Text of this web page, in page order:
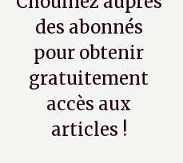
des abonnés
pour obtenir
gratuitement
accès aux
articles !